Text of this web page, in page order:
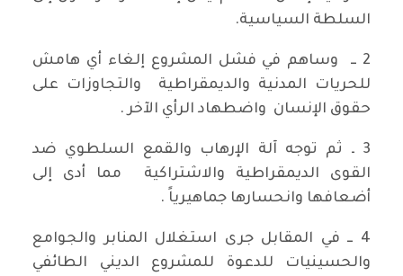
السلطة السياسية.
2 ــ وساهم في فشل المشروع إلغاء أي هامش
للحريات المدنية والديمقراطية والتجاوزات على
حقوق الإنسان واضطهاد الرأي الآخر .
3 ـ ثم توجه آلة الإرهاب والقمع السلطوي ضد
القوى الديمقراطية والاشتراكية مما أدى إلى
أضعافها وانحسارها جماهيرياً .
4 ــ في المقابل جرى استغلال المنابر والجوامع
والحسينيات للدعوة للمشروع الديني الطائفي